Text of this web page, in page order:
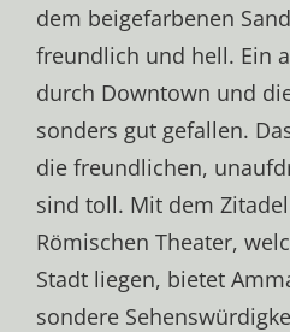
dem beige­far­be­nen
freund­lich und hell. Ein
durch Downtown und
son­ders gut ge­fal­len.
die freund­li­chen,
sind toll. Mit dem
Rö­mi­schen Thea­ter,
Stadt lie­gen, bie­tet
son­de­re